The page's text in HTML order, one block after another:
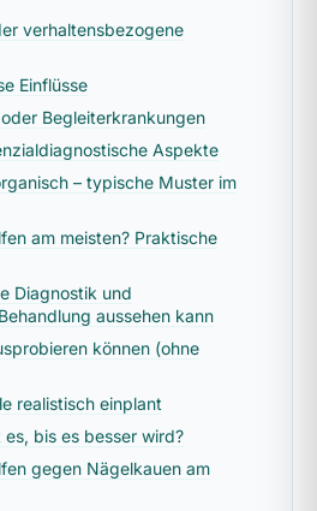
verhaltensbezogene
Einflüsse
Begleiterkrankungen
Aspekte
– typische Muster im
am meisten? Praktische
Diagnostik und
aussehen kann
können (ohne
realistisch einplant
bis es besser wird?
gegen Nägelkauen am